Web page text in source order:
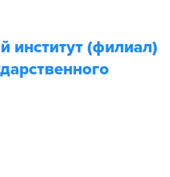
институт (филиал)